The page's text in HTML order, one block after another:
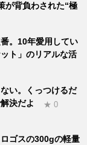
が背負わされた“極
。10年愛用してい
ト」のリアルな活
い。くっつけるだ
決だよ
★ 0
ゴスの300gの軽量